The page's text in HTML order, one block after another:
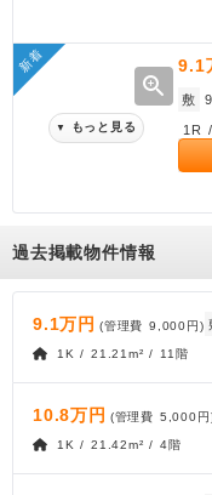
新着
zoom_in
▼ もっと見る
9.1
敷
1R
過去掲載物件情報
9.1万円 (管理費 9,000円)
1K / 21.21m² / 11階
10.8万円 (管理費 5,000円
1K / 21.42m² / 4階